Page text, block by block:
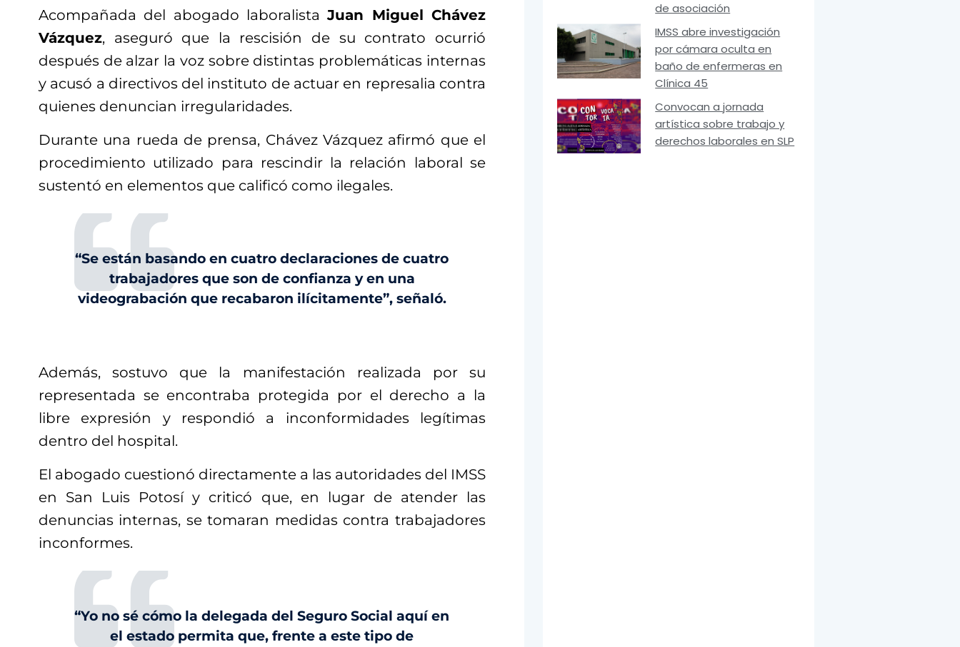
Acompañada del abogado laboralistaJuan Miguel Chávez
Vázquez, aseguró que la rescisión de su contrato ocurrió
después de alzar la voz sobre distintas problemáticas internas
y acusó a directivos del instituto de actuar en represalia contra
quienes denuncian irregularidades.
Durante una rueda de prensa, Chávez Vázquez afirmó que el
procedimiento utilizado para rescindir la relación laboral se
sustentó en elementos que calificó como ilegales.
“Se están basando en cuatro declaraciones de cuatro
trabajadores que son de confianza y en una
videograbación que recabaron ilícitamente”, señaló.
Además, sostuvo que la manifestación realizada por su
representada se encontraba protegida por el derecho a la
libre expresión y respondió a inconformidades legítimas
dentro del hospital.
El abogado cuestionó directamente a las autoridades del IMSS
en San Luis Potosí y criticó que, en lugar de atender las
denuncias internas, se tomaran medidas contra trabajadores
inconformes.
“Yo no sé cómo la delegada del Seguro Social aquí en
el estado permita que, frente a este tipo de
de asociación
IMSS abre investigación
por cámara oculta en
baño de enfermeras en
Clínica 45
Convocan a jornada
artística sobre trabajo y
derechos laborales en SLP